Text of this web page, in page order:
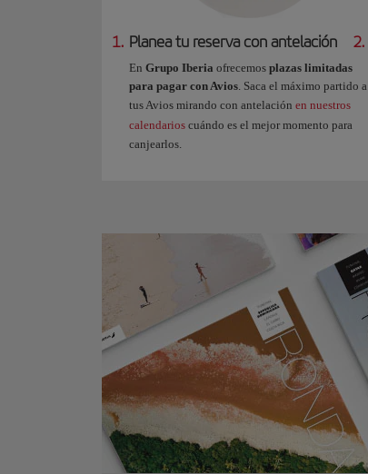
1. Planea tu reserva con antelación
En Grupo Iberia ofrecemos plazas limitadas
para pagar con Avios. Saca el máximo partido a
tus Avios mirando con antelación en nuestros
calendarios cuándo es el mejor momento para
canjearlos.
2.